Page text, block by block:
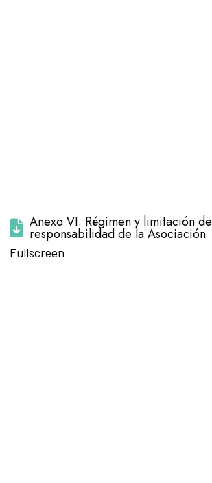
Anexo VI. Régimen y limitación de
responsabilidad de la Asociación
Fullscreen
Saltar al
contenido